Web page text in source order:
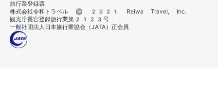
旅行業登録票
株式会社令和トラベル © 2021 Reiwa Travel, Inc.
観光庁長官登録旅行業第2123号
一般社団法人日本旅行業協会（JATA）正会員